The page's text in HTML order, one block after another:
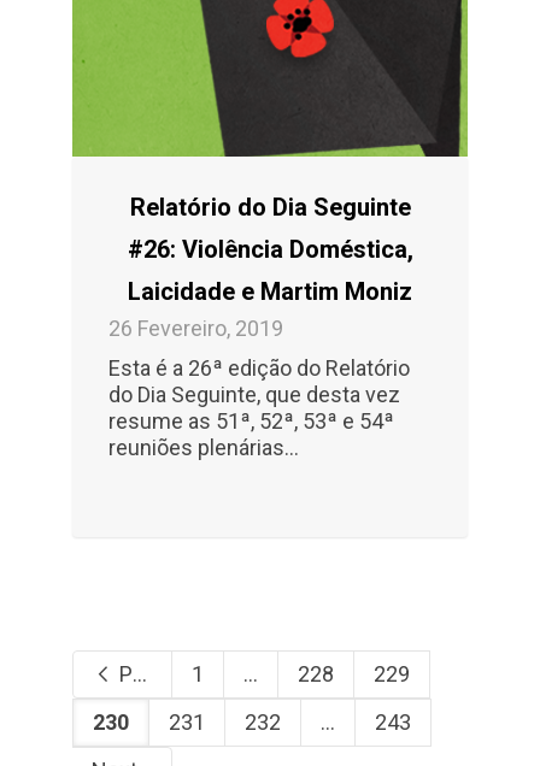
Relatório do Dia Seguinte
#26: Violência Doméstica,
Laicidade e Martim Moniz
26 Fevereiro, 2019
Esta é a 26ª edição do Relatório
do Dia Seguinte, que desta vez
resume as 51ª, 52ª, 53ª e 54ª
reuniões plenárias...
Previous 1 ... 228
229
230
231 232 ...
243